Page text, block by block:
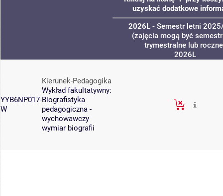
uzyskać dodatkowe
2026L- Semestr letni
(zajęcia mogą być
trymestralne lub
2026L
YYB6NP017-
W
Kierunek-Pedagogika
Wykład fakultatywny:
Biografistyka
pedagogiczna -
wychowawczy
wymiar biografii